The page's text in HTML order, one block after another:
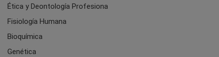
Ética y Deontología Profesiona
Fisiología Humana
Bioquímica
Genética